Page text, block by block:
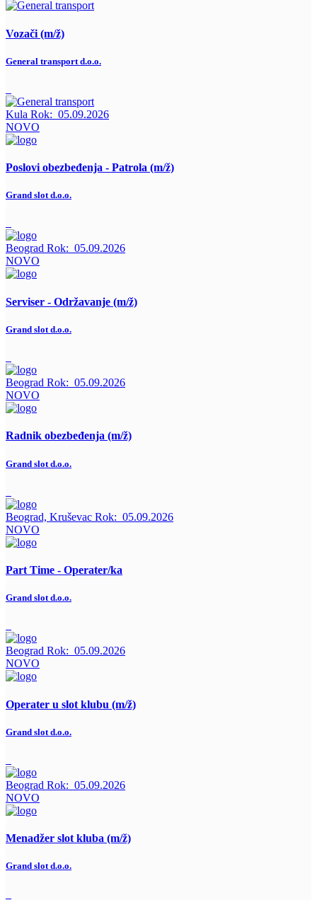
Vozači (m/ž)
General transport d.o.o.
Kula Rok: 05.09.2026
NOVO
Poslovi obezbeđenja - Patrola (m/ž)
Grand slot d.o.o.
Beograd Rok: 05.09.2026
NOVO
Serviser - Održavanje (m/ž)
Grand slot d.o.o.
Beograd Rok: 05.09.2026
NOVO
Radnik obezbeđenja (m/ž)
Grand slot d.o.o.
Beograd, Kruševac Rok: 05.09.2026
NOVO
Part Time - Operater/ka
Grand slot d.o.o.
Beograd Rok: 05.09.2026
NOVO
Operater u slot klubu (m/ž)
Grand slot d.o.o.
Beograd Rok: 05.09.2026
NOVO
Menadžer slot kluba (m/ž)
Grand slot d.o.o.